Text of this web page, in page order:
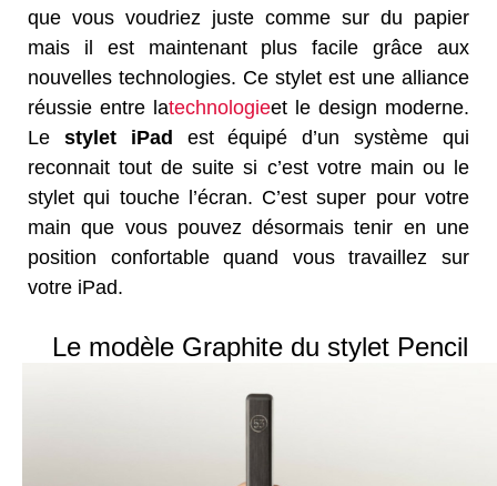
que vous voudriez juste comme sur du papier
mais il est maintenant plus facile grâce aux
nouvelles technologies. Ce stylet est une alliance
réussie entre latechnologieet le design moderne.
Le stylet iPad est équipé d’un système qui
reconnait tout de suite si c’est votre main ou le
stylet qui touche l’écran. C’est super pour votre
main que vous pouvez désormais tenir en une
position confortable quand vous travaillez sur
votre iPad.
Le modèle Graphite du stylet Pencil